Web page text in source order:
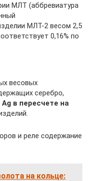
МЛТ (аббревиатура
МЛТ-2 весом 2,5
0,16% по
весовых
серебро,
в пересчете на
и реле содержание
на кольце: